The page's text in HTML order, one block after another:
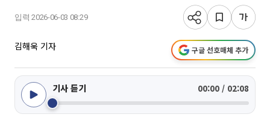
입력 2026-06-03 08:29
김해욱 기자 구글 선호매체 추가
기사 듣기 00:00 / 02:08